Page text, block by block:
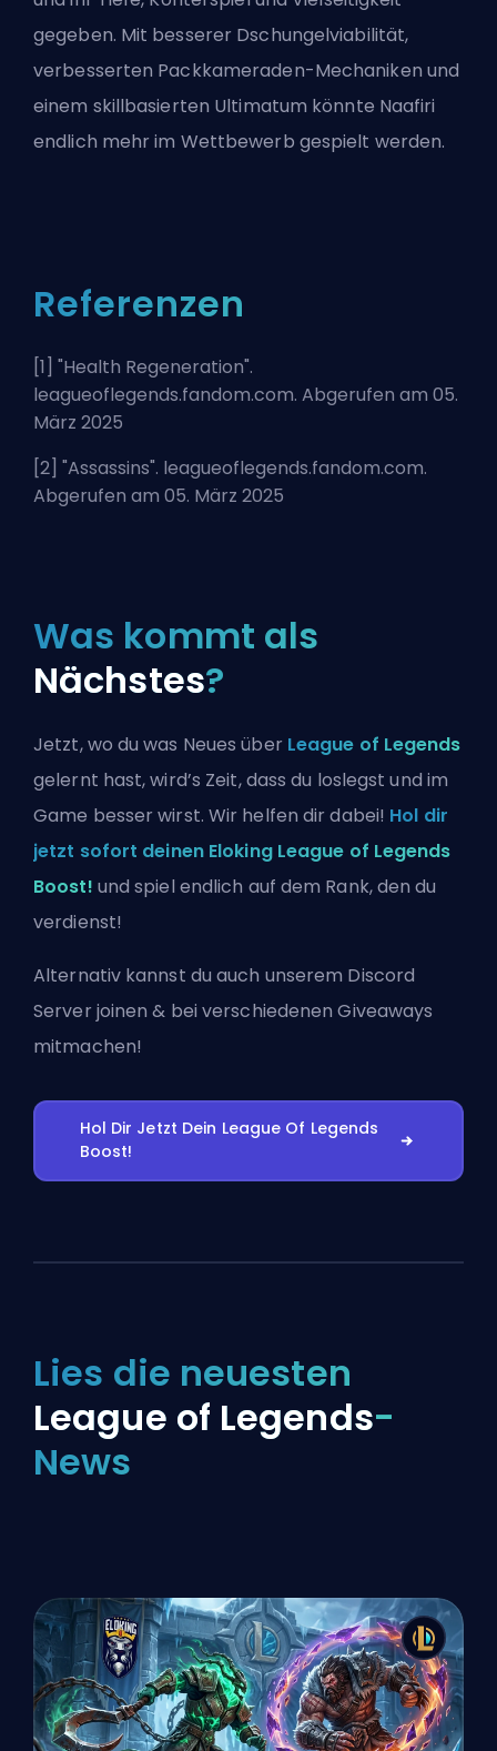
gegeben. Mit besserer Dschungelviabilität,
verbesserten Packkameraden-Mechaniken und
einem skillbasierten Ultimatum könnte Naafiri
endlich mehr im Wettbewerb gespielt werden.
Referenzen
[1] "Health Regeneration".
leagueoflegends.fandom.com. Abgerufen am 05.
März 2025
[2] "Assassins". leagueoflegends.fandom.com.
Abgerufen am 05. März 2025
Was kommt als
Nächstes?
Jetzt, wo du was Neues über League of Legends
gelernt hast, wird’s Zeit, dass du loslegst und im
Game besser wirst. Wir helfen dir dabei! Hol dir
jetzt sofort deinen Eloking League of Legends
Boost! und spiel endlich auf dem Rank, den du
verdienst!
Alternativ kannst du auch unserem Discord
Server joinen & bei verschiedenen Giveaways
mitmachen!
Hol Dir Jetzt Dein League Of Legends
Boost!
Lies die neuesten
League of Legends-
News